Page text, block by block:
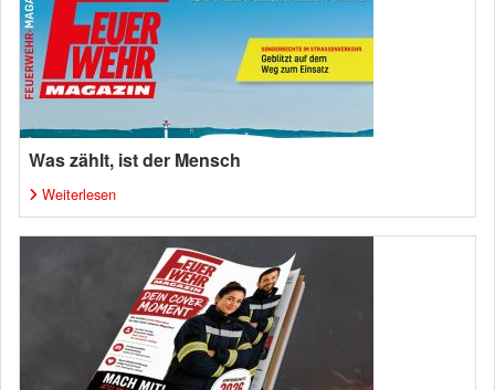
Was zählt, ist der Mensch
Weiterlesen